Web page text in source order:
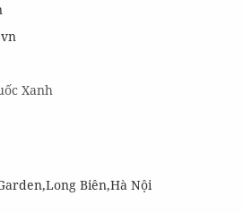
Xanh
Biên,Hà Nội